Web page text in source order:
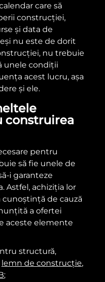
care să
construcției,
și data de
nu este de dorit
nu trebuie
unele condiții
acest lucru, așa
și ele.
construirea
pentru
să fie unele de
i garanteze
Astfel, achiziția lor
de cauză
a ofertei
aceste elemente
structură,
lemn de construcție,
;